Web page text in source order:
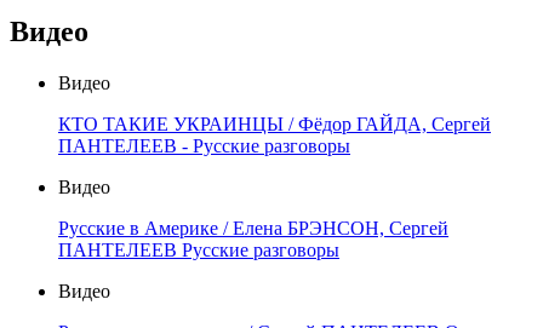
Видео
Видео
КТО ТАКИЕ УКРАИНЦЫ / Фёдор ГАЙДА, Сергей
ПАНТЕЛЕЕВ - Русские разговоры
Видео
Русские в Америке / Елена БРЭНСОН, Сергей
ПАНТЕЛЕЕВ Русские разговоры
Видео